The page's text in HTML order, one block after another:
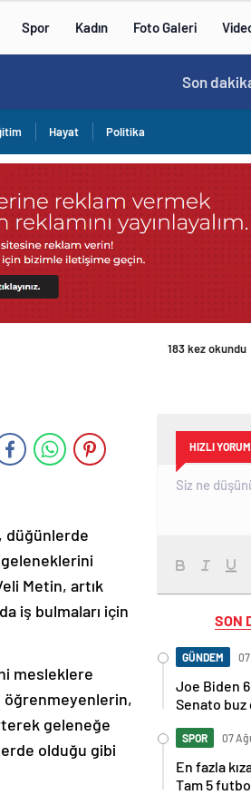
Spor Kadın Foto Galeri
Son
Hayat Politika
183 kez okundu
düğünlerde
Metin, artık
iş bulmaları için
mesleklere
öğrenmeyenlerin,
geleneğe
olduğu gibi
HIZLI
SON
GÜNDEM
Joe Biden
Senato
SPOR 07
En fazla
Tam 5